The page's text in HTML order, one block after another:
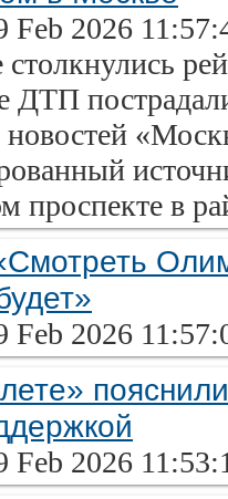
2026
ДТП
новостей
проспекте в
2026
2026